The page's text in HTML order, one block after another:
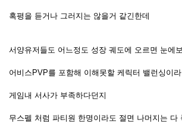
혹평을 듣거나 그러지는 않을거 같긴한데
서양유저들도 어느정도 성장 궤도에 오르면 눈에
어비스PVP를 포함해 이해못할 케릭터 밸런싱이라
게임내 서사가 부족하다던지
무스펠 처럼 파티원 한명이라도 절면 나머지는 다